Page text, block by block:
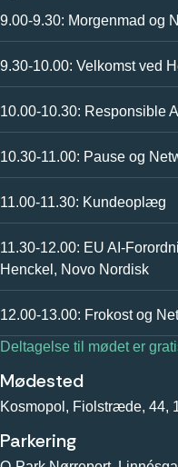
9.00-9.30: Morgenmad og
9.30-10.00: Velkomst ved
10.00-10.30: Responsible
10.30-11.00: Pause og
11.00-11.30: Kundeoplæg
11.30-12.00: EU AI-
Henckel, Novo Nordisk
12.00-13.00: Frokost og
Deltagelse til mødet er
Mødested
Kosmopol, Fiolstræde, 44,
Parkering